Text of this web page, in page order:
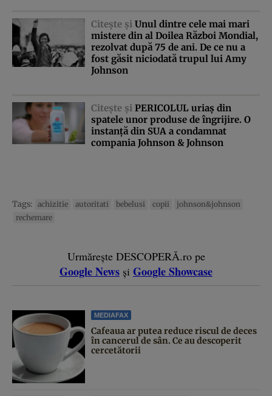
Citeşte şi Unul dintre cele mai mari
mistere din al Doilea Război Mondial,
rezolvat după 75 de ani. De ce nu a
fost găsit niciodată trupul lui Amy
Johnson
Citeşte şi PERICOLUL uriaş din
spatele unor produse de îngrijire. O
instanţă din SUA a condamnat
compania Johnson & Johnson
Tags: achizitie autoritati bebelusi copii
johnson&johnson
rechemare
Urmărește DESCOPERĂ.ro pe
Google News și Google Showcase
MEDIAFAX
Cafeaua ar putea reduce riscul de deces
în cancerul de sân. Ce au descoperit
cercetătorii